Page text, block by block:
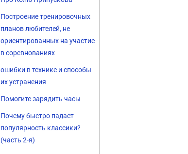
Построение тренировочных
планов любителей, не
ориентированных на участие
в соревнованиях
ошибки в технике и способы
их устранения
Помогите зарядить часы
Почему быстро падает
популярность классики?
(часть 2-я)